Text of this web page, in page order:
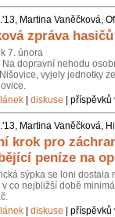
Martina Vaněčková,
zpráva
7. února
Na dopravní nehodu
vyjely jednotky
diskuse |
Martina Vaněčková,
krok pro
peníze na
sýpka se loni
v co nejbližší době
diskuse |